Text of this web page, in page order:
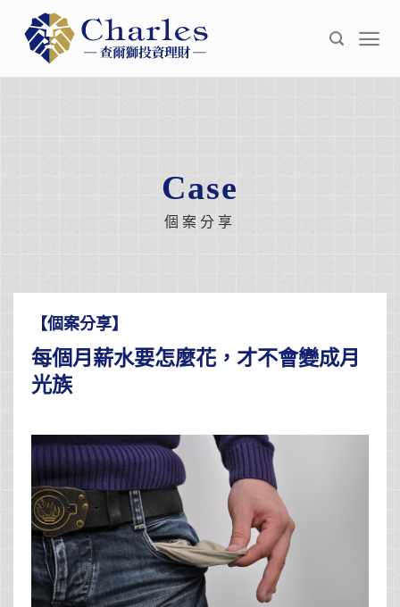
content
Case
個案分享
【個案分享】
每個月薪水要怎麼花，才不會變成月
光族